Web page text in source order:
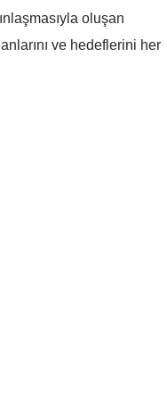
oluşan
ve hedeflerini her